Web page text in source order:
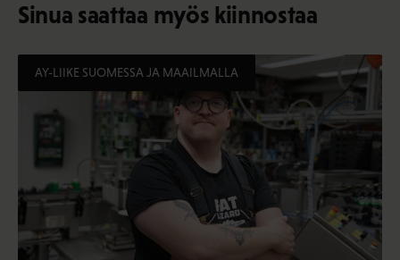
Sinua saattaa myös kiinnostaa
AY-LIIKE SUOMESSA JA MAAILMALLA